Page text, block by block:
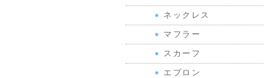
ネックレス
マフラー
スカーフ
エプロン